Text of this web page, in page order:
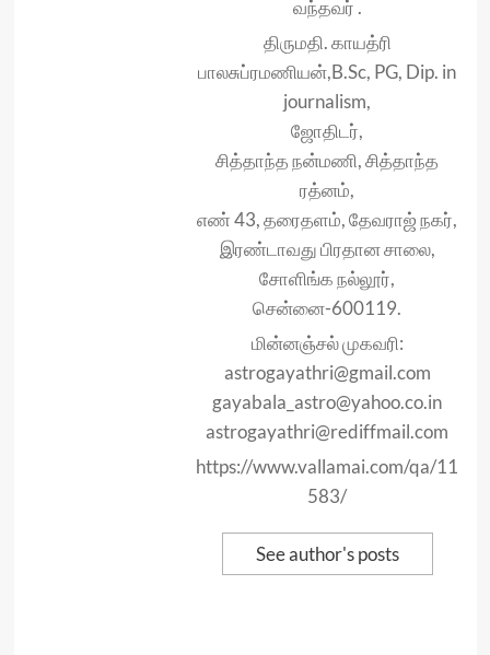
வந்தவர் .
திருமதி. காயத்ரி
பாலசுப்ரமணியன்,B.Sc, PG, Dip. in
journalism,
ஜோதிடர்,
சித்தாந்த நன்மணி, சித்தாந்த
ரத்னம்,
எண் 43, தரைதளம், தேவராஜ் நகர்,
இரண்டாவது பிரதான சாலை,
சோளிங்க நல்லூர்,
சென்னை-600119.
மின்னஞ்சல் முகவரி:
astrogayathri@gmail.com
gayabala_astro@yahoo.co.in
astrogayathri@rediffmail.com
https://www.vallamai.com/qa/11
583/
See author's posts